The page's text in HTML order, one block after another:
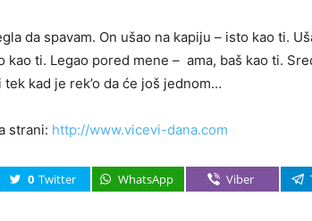
da spavam. On ušao na kapiju – isto kao ti.
kao ti. Legao pored mene – ama, baš kao ti.
tek kad je rek’o da će još jednom…
strani: http://www.vicevi-dana.com
0 Twitter WhatsApp Viber